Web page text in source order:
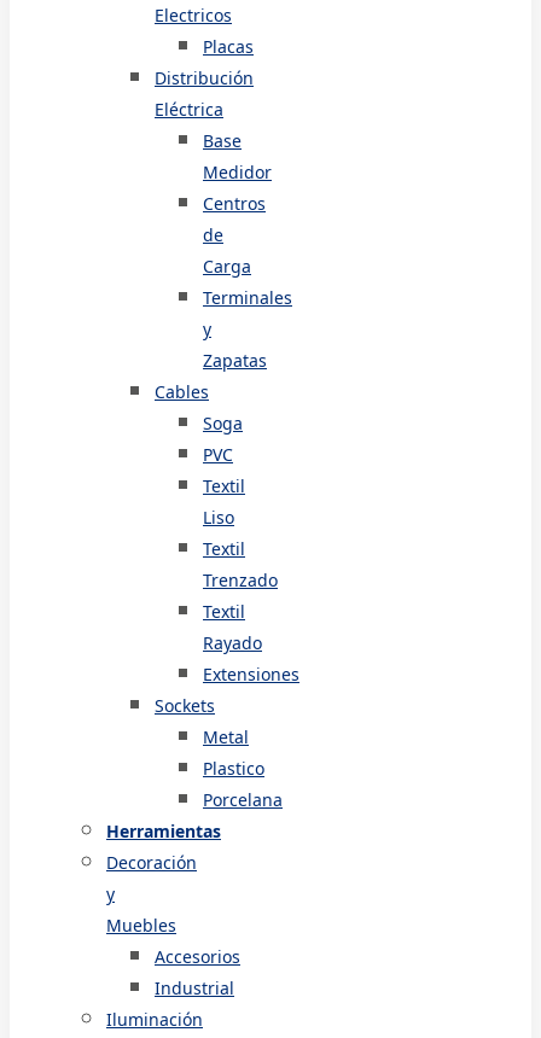
Electricos
Placas
Distribución
Eléctrica
Base
Medidor
Centros
de
Carga
Terminales
y
Zapatas
Cables
Soga
PVC
Textil
Liso
Textil
Trenzado
Textil
Rayado
Extensiones
Sockets
Metal
Plastico
Porcelana
Herramientas
Decoración
y
Muebles
Accesorios
Industrial
Iluminación